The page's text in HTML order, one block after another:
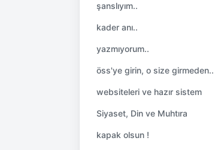
şanslıyım..
kader anı..
yazmıyorum..
öss'ye girin, o size girmeden..
websiteleri ve hazır sistem
Siyaset, Din ve Muhtıra
kapak olsun !